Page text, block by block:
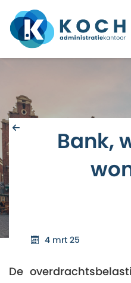
Bank,
4 mrt 25
De